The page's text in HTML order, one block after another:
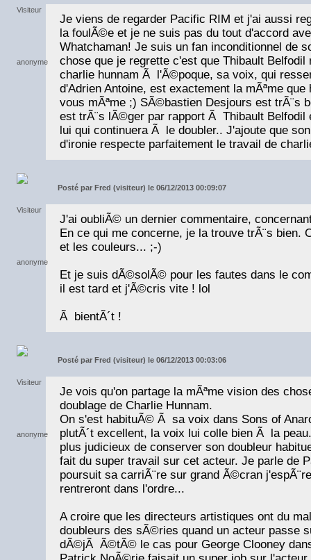
Je viens de regarder Pacific RIM et j'ai aussi
la foulÃ©e et je ne suis pas du tout d'accord
Whatchaman! Je suis un fan inconditionnel de
chose que je regrette c'est que Thibault Belfodil
charlie hunnam Ã l'Ã©poque, sa voix, qui
d'Adrien Antoine, est exactement la mÃªme
vous mÃªme ;) SÃ©bastien Desjours est trÃ¨s
est trÃ¨s lÃ©ger par rapport Ã Thibault Belfodil
lui qui continuera Ã le doubler.. J'ajoute que
d'ironie respecte parfaitement le travail de
Posté par Fred (visiteur) le 06/12/2013 00:09:07
J'ai oubliÃ© un dernier commentaire,
En ce qui me concerne, je la trouve trÃ¨s bien.
et les couleurs... ;-)
Et je suis dÃ©solÃ© pour les fautes dans le
il est tard et j'Ã©cris vite ! lol
Ã bientÃ´t !
Posté par Fred (visiteur) le 06/12/2013 00:03:06
Je vois qu'on partage la mÃªme vision des
doublage de Charlie Hunnam.
On s'est habituÃ© Ã sa voix dans Sons of
plutÃ´t excellent, la voix lui colle bien Ã la
plus judicieux de conserver son doubleur
fait du super travail sur cet acteur. Je parle de
poursuit sa carriÃ¨re sur grand Ã©cran
rentreront dans l'ordre...
A croire que les directeurs artistiques ont du
doubleurs des sÃ©ries quand un acteur passe
dÃ©jÃ Ã©tÃ© le cas pour George Clooney